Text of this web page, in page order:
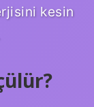
kesin